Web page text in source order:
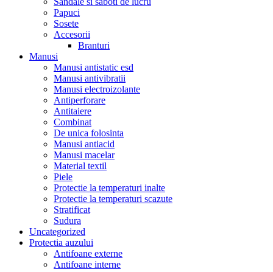
Papuci
Sosete
Accesorii
Branturi
Manusi
Manusi antistatic esd
Manusi antivibratii
Manusi electroizolante
Antiperforare
Antitaiere
Combinat
De unica folosinta
Manusi antiacid
Manusi macelar
Material textil
Piele
Protectie la temperaturi inalte
Protectie la temperaturi scazute
Stratificat
Sudura
Uncategorized
Protectia auzului
Antifoane externe
Antifoane interne